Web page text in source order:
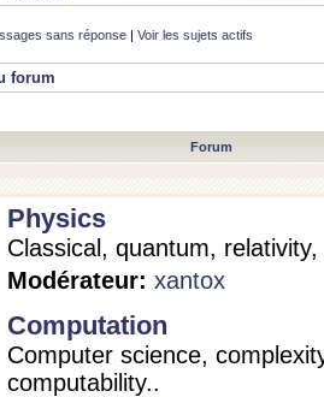
sans réponse | Voir les sujets actifs
forum
Forum
Physics
Classical, quantum,
Modérateur: xantox
Computation
Computer science,
computability..